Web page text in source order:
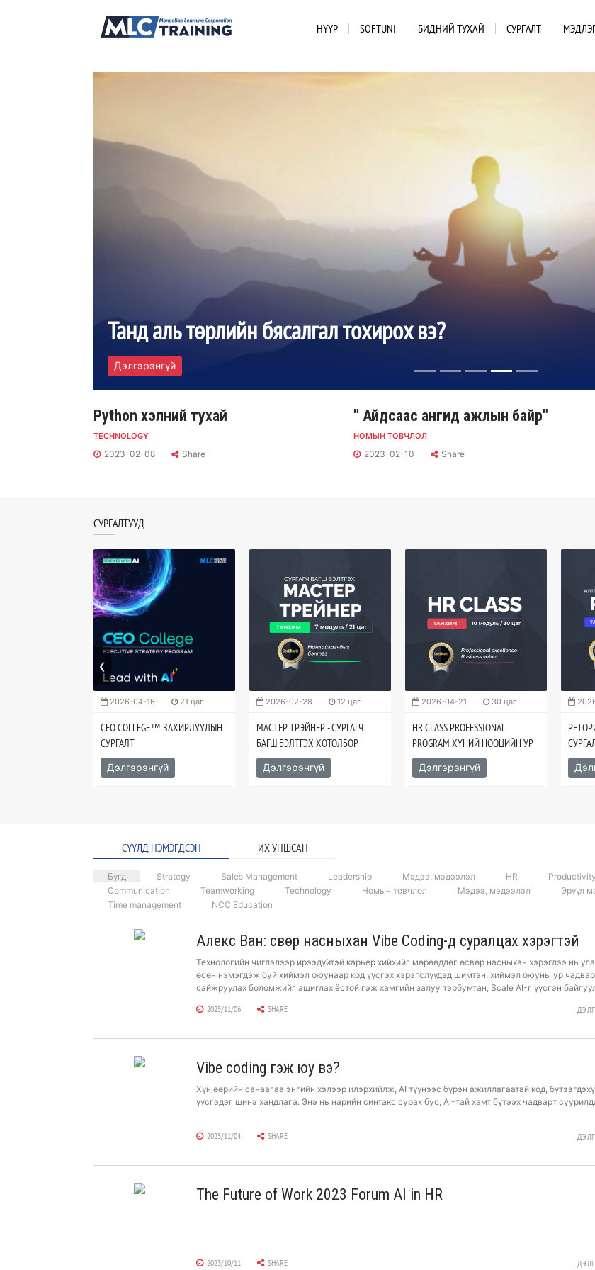
НҮҮР SOFTUNI БИДНИЙ ТУХАЙ СУРГАЛТ
ChatGPT-ийн тухай мэдвэл зохих зүйлс
Python хэлний тухай
TECHNOLOGY
2023-02-08 Share
" Айдсаас ангид ажлын байр"
НОМЫН ТОВЧЛОЛ
2023-02-10 Share
СУРГАЛТУУД
2026-04-16 21 цаг
CEO COLLEGE™ ЗАХИРЛУУДЫН
СУРГАЛТ
Дэлгэрэнгүй
2026-02-28 12 цаг
МАСТЕР ТРЭЙНЕР - СУРГАГЧ
БАГШ БЭЛТГЭХ ХӨТӨЛБӨР
Дэлгэрэнгүй
2026-04-21 30 цаг
HR CLASS PROFESSIONAL
PROGRAM ХҮНИЙ НӨӨЦИЙН УР
ЧАДВАРЫН СУРГАЛТ
Дэлгэрэнгүй
‹
СҮҮЛД НЭМЭГДСЭН ИХ УНШСАН
Бүгд Strategy Sales Management Leadership Мэдээ, мэдээлэл HR
Productivity
Communication
Teamworking Technology Номын товчлол Мэдээ, мэдээлэл
Эрүүл
Time management
NCC Education
Алекс Ван: Өсвөр насныхан Vibe Coding-д суралцах хэрэгтэй
Технологийн чиглэлээр ирээдүйтэй карьер хийхийг мөрөөддөг өсвөр насныхан хэрэглээ нь
өсөн нэмэгдэж буй хиймэл оюунаар код үүсгэх хэрэгслүүдэд шимтэн, хиймэл оюуны ур
сайжруулах боломжийг ашиглах ёстой гэж хамгийн залуу тэрбумтан, Scale AI-г үүсгэн
2025/11/06
SHARE
Vibe coding гэж юу вэ?
Хүн өөрийн санаагаа энгийн хэлээр илэрхийлж, AI түүнээс бүрэн ажиллагаатай код,
үүсгэдэг шинэ хандлага. Энэ нь нарийн синтакс сурах бус, AI-тай хамт бүтээх чадварт
2025/11/04 SHARE
The Future of Work 2023 Forum AI in HR
2023/10/11 SHARE
БИЗНЕСИЙН АЛДАРТАЙ 25 НОМ НЭГ
БИЗНЕСИЙН АЛДАРТАЙ 25